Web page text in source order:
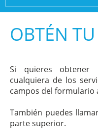
OBTÉN
Si quieres obtener
cualquiera de los
campos del formulario
También puedes
parte superior.